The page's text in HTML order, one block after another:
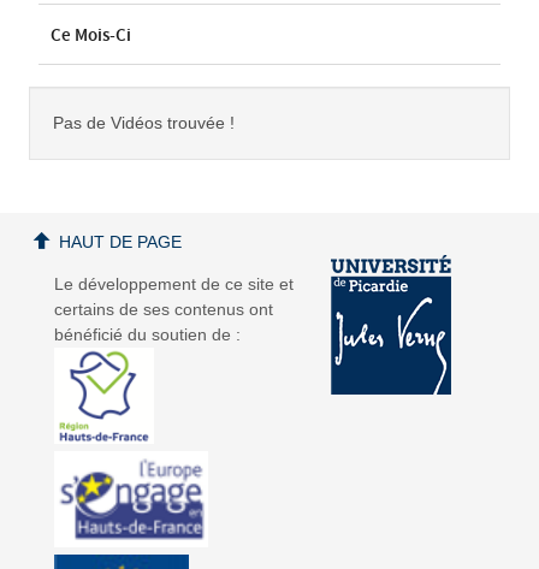
Ce Mois-Ci
Pas de Vidéos trouvée !
Le développement de ce site et
certains de ses contenus ont
bénéficié du soutien de :
HAUT DE PAGE